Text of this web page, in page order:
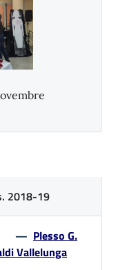
2018-19
— Plesso G.
Vallelunga